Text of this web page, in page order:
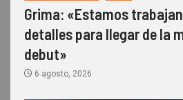
Grima: «Estamos
detalles para llegar de la
debut»
6 agosto, 2026